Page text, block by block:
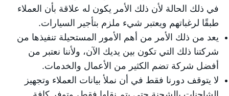
في ذلك الحالة لأن ذلك الأمر يكون له علاقة بأن العملاء
طبقًا لرغباتهم ويعتبر شيء ملزم بتأجير السيارات.
يعد من ذلك الأمر من أهم الأمور المستحيلة تنفيذها من
شركتنا ذلك التي تكون بين يديك الآن، ولأننا نعتبر من
أفضل شركة تضم الكثير من الأعمال والخدمات.
لا يتوقف دورنا فقط في أن نملأ بيانات العملاء وتجهيز